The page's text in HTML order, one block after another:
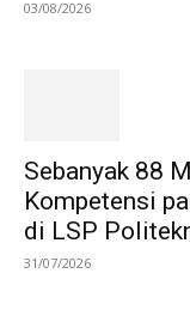
03/08/2026
Sebanyak 88
Kompetensi
di LSP
31/07/2026